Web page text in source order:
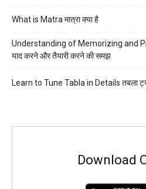
What is Matra मात्रा क्या है
Understanding of Memorizing and
याद करने और तैयारी करने की समझ
Learn to Tune Tabla in Details तबला
Download